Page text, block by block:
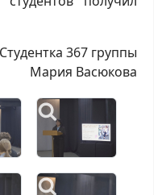
Студентка 367 группы
Мария Васюкова